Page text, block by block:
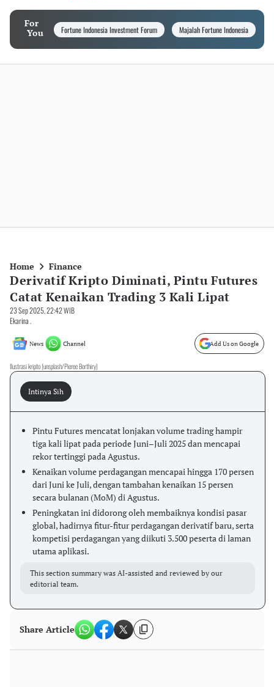
For
You
Fortune Indonesia Investment Forum Majalah Fortune Indonesia
Home Finance
Derivatif Kripto Diminati, Pintu Futures
Catat Kenaikan Trading 3 Kali Lipat
23 Sep 2025, 22:42 WIB
Ekarina .
News Channel Add Us on Google
Ilustrasi kripto (unsplash/Pieree Borthiry)
Intinya Sih
Pintu Futures mencatat lonjakan volume trading hampir
tiga kali lipat pada periode Juni–Juli 2025 dan mencapai
rekor tertinggi pada Agustus.
Kenaikan volume perdagangan mencapai hingga 170 persen
dari Juni ke Juli, dengan tambahan kenaikan 15 persen
secara bulanan (MoM) di Agustus.
Peningkatan ini didorong oleh membaiknya kondisi pasar
global, hadirnya fitur-fitur perdagangan derivatif baru, serta
kompetisi perdagangan yang diikuti 3.500 peserta di laman
utama aplikasi.
This section summary was AI-assisted and reviewed by our
editorial team.
Share Article